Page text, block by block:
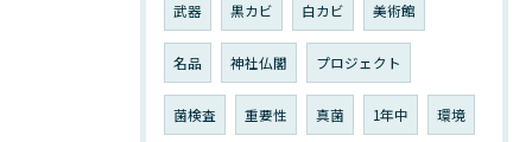
武器 黒カビ 白カビ 美術館
名品 神社仏閣 プロジェクト
菌検査 重要性 真菌 1年中 環境